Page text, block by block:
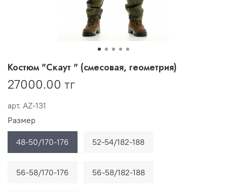
арт. AZ-131
Костюм "Скаут " (смесовая, геометрия)
27000.00 тг
Размер
48-50/170-176 52-54/182-188
56-58/170-176 56-58/182-188